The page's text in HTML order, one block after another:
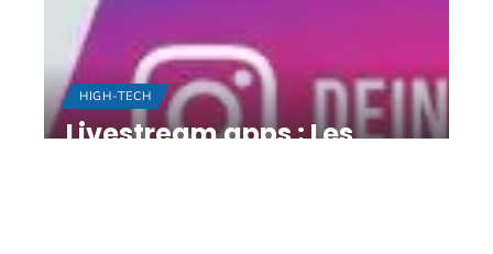
HIGH-TECH
Livestream apps : Les